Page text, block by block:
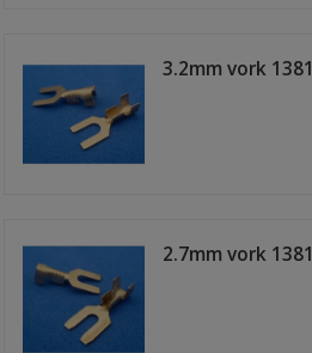
3.2mm vork
2.7mm vork